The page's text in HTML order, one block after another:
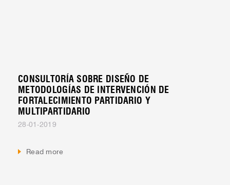
CONSULTORÍA SOBRE DISEÑO DE
METODOLOGÍAS DE INTERVENCIÓN DE
FORTALECIMIENTO PARTIDARIO Y
MULTIPARTIDARIO
28-01-2019
Read more